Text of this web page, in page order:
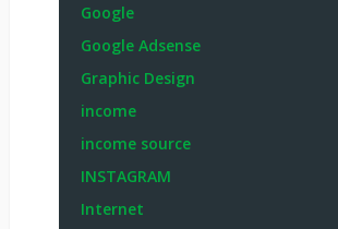
Google
Google Adsense
Graphic Design
income
income source
INSTAGRAM
Internet